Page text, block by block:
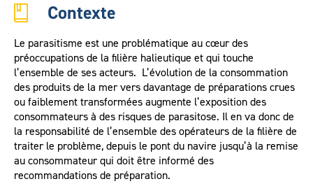
Contexte
Le parasitisme est une problématique au cœur des
préoccupations de la filière halieutique et qui touche
l’ensemble de ses acteurs. L’évolution de la consommation
des produits de la mer vers davantage de préparations crues
ou faiblement transformées augmente l’exposition des
consommateurs à des risques de parasitose. Il en va donc de
la responsabilité de l’ensemble des opérateurs de la filière de
traiter le problème, depuis le pont du navire jusqu’à la remise
au consommateur qui doit être informé des
recommandations de préparation.